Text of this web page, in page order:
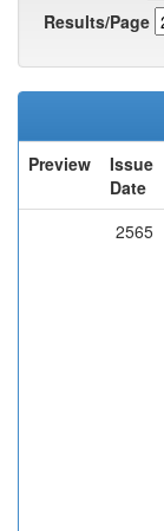
Results/Page
Preview
Issue
Date
2565